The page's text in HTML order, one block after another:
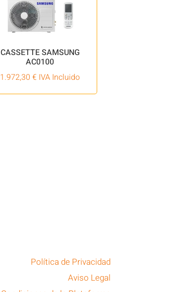
CASSETTE SAMSUNG
AC0100
1.972,30€ IVA Incluido
Política de Privacidad
Aviso Legal